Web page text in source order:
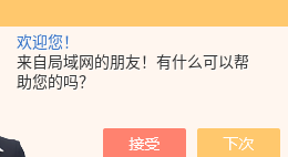
欢迎您！
来自局域网的朋友！有什么可以帮
助您的吗？
③雷达天线和车载信号处理系统之间
④光电经纬仪；
⑤焊接机器人与控制台之间的信号传
⑦物料传输系统；